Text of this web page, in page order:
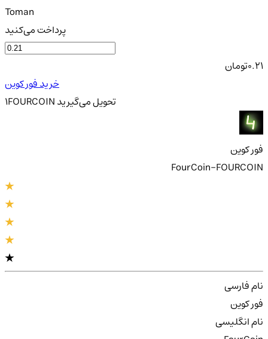
Toman
پرداخت می‌کنید
0.21تومان
خرید فور کوین
1FOURCOIN تحویلمی‌گیرید
فور کوین
FourCoin-FOURCOIN
نام فارسی
فور کوین
نام انگلیسی